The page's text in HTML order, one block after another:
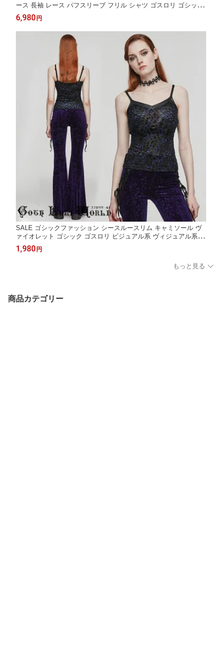
ース 長袖 レース パフスリーブ フリル シャツ ゴスロリ ゴシック
ロリータ 白 ホワイト スリム ヴィジュアル系 地雷系 サブカル 個
性的 ライブ衣装 舞台衣装 ステージ衣装 イベント衣装 仮装 衣装
6,980円
SALE ゴシックファッション シースルースリム キャミソール ヴ
ァイオレット ゴシック ゴスロリ ビジュアル系 ヴィジュアル系 V
系 モード系 地雷系 サブカル 個性的 ライブ衣装 舞台衣装 ステー
ジ衣装 イベント衣装 衣装
1,980円
もっと見る
商品カテゴリー